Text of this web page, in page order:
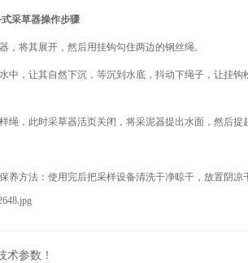
采草器操作步骤
，将其展开，然后用挂钩勾住两边的钢丝绳。
中，让其自然下沉，等沉到水底，抖动下绳子，让挂钩
绳，此时采草器活页关闭，将采泥器提出水面，然后
养方法：使用完后把采样设备清洗干净晾干，放置阴凉
术参数！